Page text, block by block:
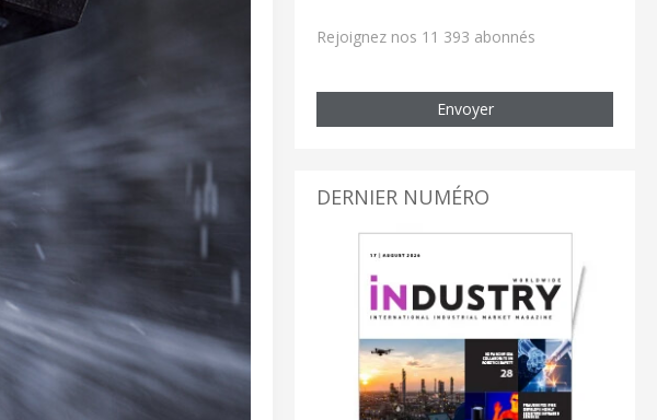
Rejoignez nos 11 393 abonnés
Envoyer
DERNIER NUMÉRO